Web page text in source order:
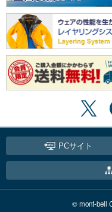
PCサイト
© mont-bell